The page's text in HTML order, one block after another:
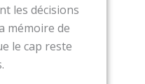
les décisions
mémoire de
le cap reste